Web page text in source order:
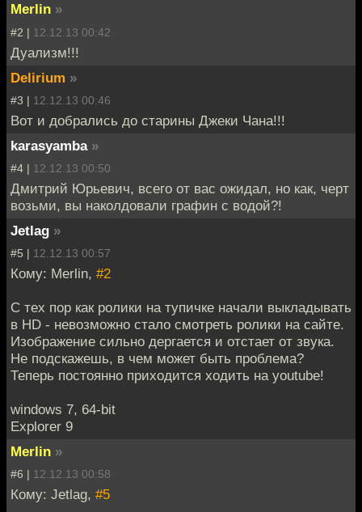
Merlin »
#2 | 12.12.13 00:42
Дуализм!!!
Delirium »
#3 | 12.12.13 00:46
Вот и добрались до старины Джеки Чана!!!
karasyamba »
#4 | 12.12.13 00:50
Дмитрий Юрьевич, всего от вас ожидал, но как, черт
возьми, вы наколдовали графин с водой?!
Jetlag »
#5 | 12.12.13 00:57
Кому: Merlin, #2
С тех пор как ролики на тупичке начали выкладывать
в HD - невозможно стало смотреть ролики на сайте.
Изображение сильно дергается и отстает от звука.
Не подскажешь, в чем может быть проблема?
Теперь постоянно приходится ходить на youtube!
windows 7, 64-bit
Explorer 9
Merlin »
#6 | 12.12.13 00:58
Кому: Jetlag, #5